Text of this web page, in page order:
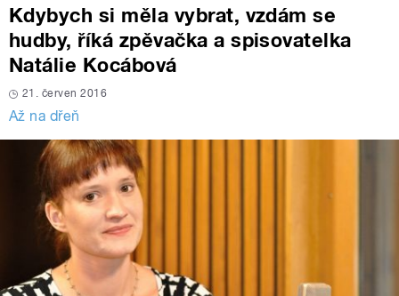
Kdybych si měla vybrat, vzdám se
hudby, říká zpěvačka a spisovatelka
Natálie Kocábová
21. červen 2016
Až na dřeň